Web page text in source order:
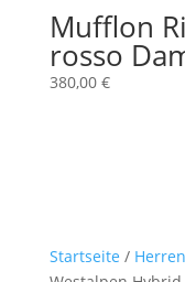
Mufflon
rosso
380,00 €
Startseite / Herren